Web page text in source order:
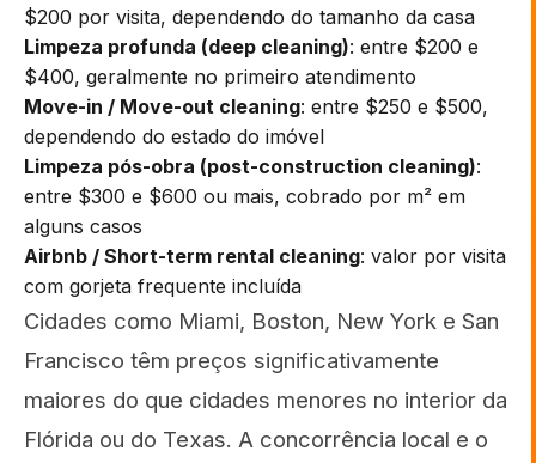
$200 por visita, dependendo do tamanho da casa
Limpeza profunda (deep cleaning): entre $200 e
$400, geralmente no primeiro atendimento
Move-in / Move-out cleaning: entre $250 e $500,
dependendo do estado do imóvel
Limpeza pós-obra (post-construction cleaning):
entre $300 e $600 ou mais, cobrado por m² em
alguns casos
Airbnb / Short-term rental cleaning: valor por visita
com gorjeta frequente incluída
Cidades como Miami, Boston, New York e San
Francisco têm preços significativamente
maiores do que cidades menores no interior da
Flórida ou do Texas. A concorrência local e o